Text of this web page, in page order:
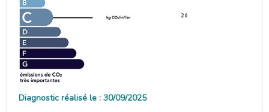
26
Diagnostic réalisé le : 30/09/2025